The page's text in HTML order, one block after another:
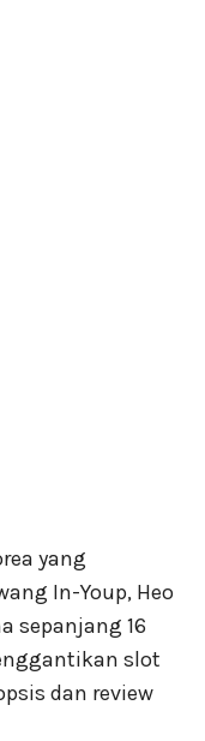
yang
In-Youp, Heo
sepanjang 16
slot
dan review